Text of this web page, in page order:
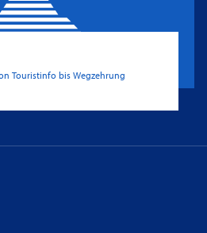
Touristinfo bis Wegzehrung